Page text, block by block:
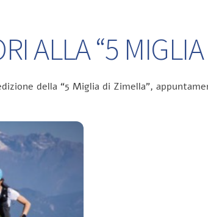
ALLA “5
della “5 Miglia di Zimella”,